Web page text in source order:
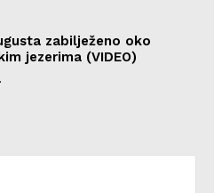
zabilježeno oko
jezerima (VIDEO)